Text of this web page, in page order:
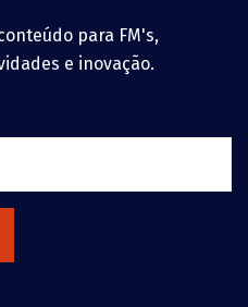
para FM's,
e inovação.